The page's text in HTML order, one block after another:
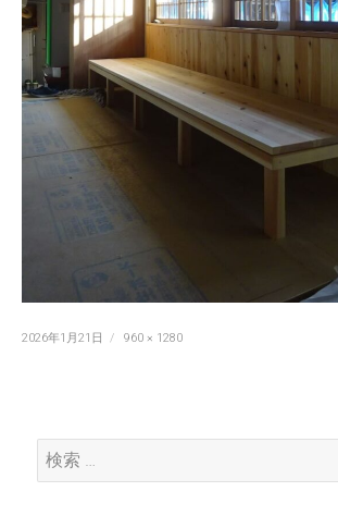
投
2026年1月21日
フ
960 × 1280
検
索: